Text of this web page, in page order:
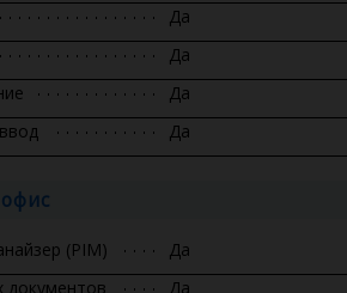
Да
Да
Да
Да
(PIM)
Да
документов
Да